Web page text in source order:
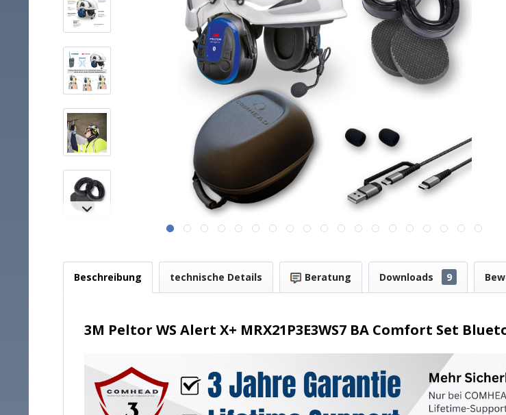
Beschreibung technische Details Beratung Downloads 9
3M Peltor WS Alert X+ MRX21P3E3WS7 BA Comfort Set